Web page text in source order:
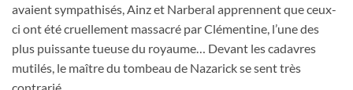
avaient sympathisés, Ainz et Narberal apprennent que ceux-
ci ont été cruellement massacré par Clémentine, l’une des
plus puissante tueuse du royaume… Devant les cadavres
mutilés, le maître du tombeau de Nazarick se sent très
contrarié…